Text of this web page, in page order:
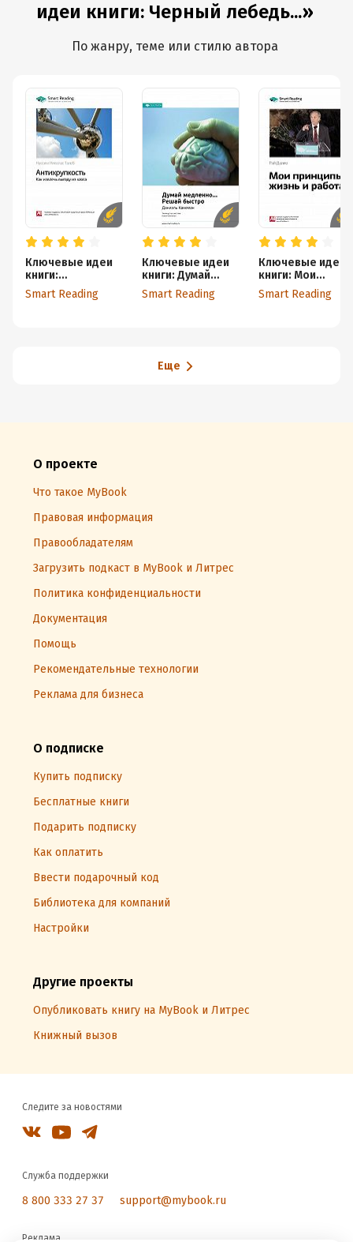
идеи книги: Черный лебедь...»
По жанру, теме или стилю автора
Ключевые идеи
книги:
Антихрупкость.
Как извлечь
Smart Reading
Ключевые идеи
книги: Думай
медленно…
Решай быстро.
Smart Reading
Ключевые идеи
книги: Мои
принципы: жизнь
и работа. Рэй
Smart Reading
Еще
О проекте
Что такое MyBook
Правовая информация
Правообладателям
Загрузить подкаст в MyBook и Литрес
Политика конфиденциальности
Документация
Помощь
Рекомендательные технологии
Реклама для бизнеса
О подписке
Купить подписку
Бесплатные книги
Подарить подписку
Как оплатить
Ввести подарочный код
Библиотека для компаний
Настройки
Другие проекты
Опубликовать книгу на MyBook и Литрес
Книжный вызов
Следите за новостями
Служба поддержки
8 800 333 27 37 support@mybook.ru
Реклама